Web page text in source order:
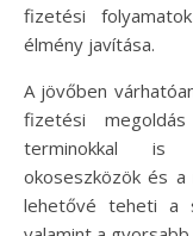
fizetési
élmény javítása.
A jövőben
fizetési
terminokkal is
okoseszközök és
lehetővé teheti a